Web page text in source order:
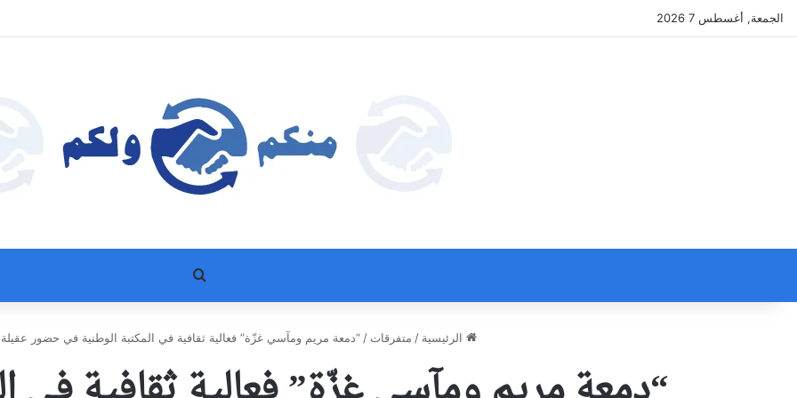
الجمعة, أغسطس 7 2026
بحث عن
الرئيسية / متفرقات / “دمعة مريم ومآسي غزّة” فعالية ثقافية في المكتبة الوطنية في حضور عقيلة